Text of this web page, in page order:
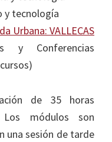
y tecnología
Urbana: VALLECAS
y Conferencias
de 35 horas
módulos son
una sesión de tarde